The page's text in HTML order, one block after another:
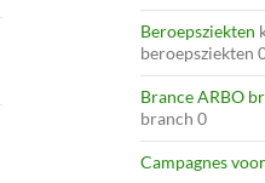
Beroepsziekten
beroepsziekten
Brance ARBO
branch 0
Campagnes